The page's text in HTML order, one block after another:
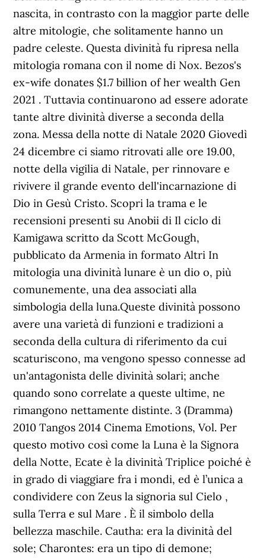
nascita, in contrasto con la maggior parte delle
altre mitologie, che solitamente hanno un
padre celeste. Questa divinità fu ripresa nella
mitologia romana con il nome di Nox. Bezos's
ex-wife donates $1.7 billion of her wealth Gen
2021 . Tuttavia continuarono ad essere adorate
tante altre divinità diverse a seconda della
zona. Messa della notte di Natale 2020 Giovedì
24 dicembre ci siamo ritrovati alle ore 19.00,
notte della vigilia di Natale, per rinnovare e
rivivere il grande evento dell'incarnazione di
Dio in Gesù Cristo. Scopri la trama e le
recensioni presenti su Anobii di Il ciclo di
Kamigawa scritto da Scott McGough,
pubblicato da Armenia in formato Altri In
mitologia una divinità lunare è un dio o, più
comunemente, una dea associati alla
simbologia della luna.Queste divinità possono
avere una varietà di funzioni e tradizioni a
seconda della cultura di riferimento da cui
scaturiscono, ma vengono spesso connesse ad
un'antagonista delle divinità solari; anche
quando sono correlate a queste ultime, ne
rimangono nettamente distinte. 3 (Dramma)
2010 Tangos 2014 Cinema Emotions, Vol. Per
questo motivo così come la Luna è la Signora
della Notte, Ecate è la divinità Triplice poiché è
in grado di viaggiare fra i mondi, ed è l’unica a
condividere con Zeus la signoria sul Cielo ,
sulla Terra e sul Mare . È il simbolo della
bellezza maschile. Cautha: era la divinità del
sole; Charontes: era un tipo di demone;